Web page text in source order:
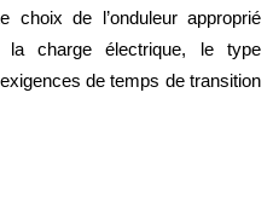
choix de l’onduleur approprié
charge électrique, le type
de temps de transition